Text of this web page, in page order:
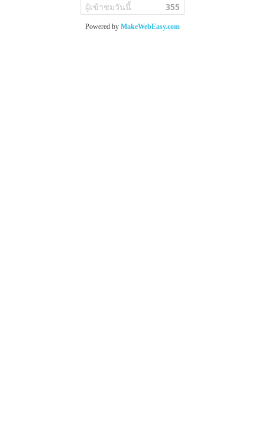
ผู้เข้าชมวันนี้
355
Powered by MakeWebEasy.com